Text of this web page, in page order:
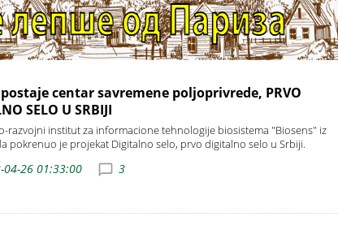
centar savremene poljoprivrede, PRVO
SELO U SRBIJI
razvojni institut za informacione tehnologije biosistema "Biosens" iz
pokrenuo je projekat Digitalno selo, prvo digitalno selo u Srbiji.
04-26 01:33:00 3